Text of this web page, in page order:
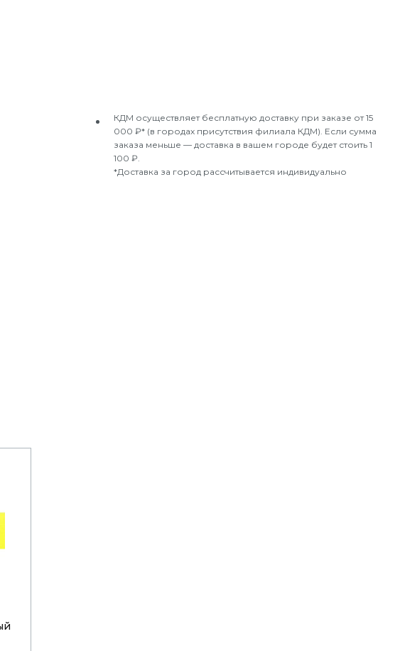
КДМ осуществляет бесплатную доставку при заказе от 15
000 ₽* (в городах присутствия филиала КДМ). Если сумма
заказа меньше — доставка в вашем городе будет стоить 1
100 ₽.
*Доставка за город рассчитывается индивидуально